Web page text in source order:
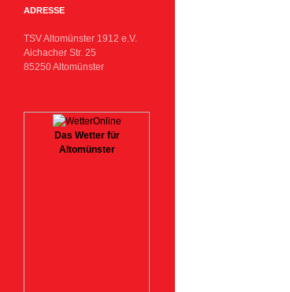
ADRESSE
TSV Altomünster 1912 e.V.
Aichacher Str. 25
85250 Altomünster
Das Wetter für
Altomünster